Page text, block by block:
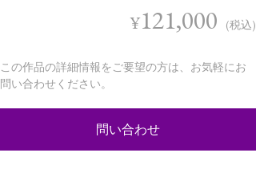
¥121,000 (税込)
この作品の詳細情報をご要望の方は、お気軽にお
問い合わせください。
問い合わせ